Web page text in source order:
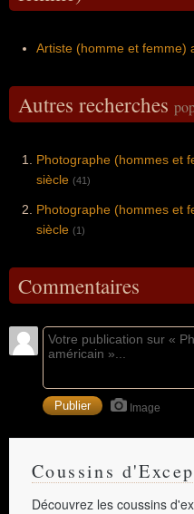
Artiste (homme et femme)
Autres recherches
Photographe (hommes et
siècle (41)
Photographe (hommes et
siècle (1)
Commentaires
Image
Coussins
Découvrez les coussins